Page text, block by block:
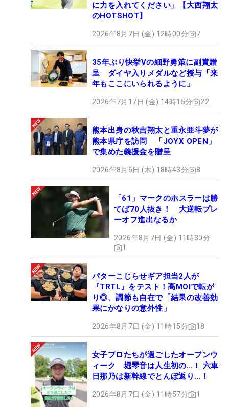
に力を入れてください」【大西翔太
のHOTSHOT】
2026年8月7日 (金) 12時00分 7
35年ぶり快挙Vの細野勇策に副賞贈
呈 ダイヤ入りメダルなど授与「来
年もここにいられるように」
2026年7月17日 (金) 14時15分 22
熊本出身の秋吉翔太と重永亜斗夢が
熊本県庁を訪問 「JOYX OPEN」
で集めた義援金を贈呈
2026年8月6日 (木) 18時43分 8
「61」マークのホスラーは勝
てば70人抜き！ 大逆転プレ
ーオフ進出なるか
2026年8月7日 (金) 11時30分
1
パターこじらせギア担当2人が
『TRTL』をテスト！高MOIで転が
り◎、調節も自在で「結果の改善効
果にかなりの意外性」
2026年8月7日 (金) 11時15分 18
女子プロたちが過ごしたオープンウ
ィーク 堀琴音は人生初の…！ 六車
日那乃は新幹線でとんぼ返り…！
2026年8月7日 (金) 11時57分 1